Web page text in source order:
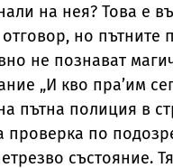
на нея? Това е
но пътните
не познават
„И кво пра’им
пътна полиция в
проверка по
състояние.